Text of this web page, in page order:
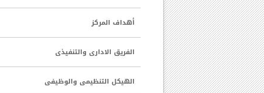
أهداف المركز
الفريق الادارى والتنفيذى
الهيكل التنظيمى والوظيفى